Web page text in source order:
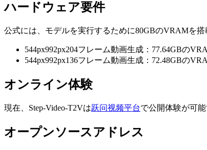
ハードウェア要件
公式には、モデルを実行するために80GBのVRAMを
544px992px204フレーム動画生成：77.64GBの
544px992px136フレーム動画生成：72.48GBの
オンライン体験
現在、Step-Video-T2Vは跃问视频平台で公開体験が可
オープンソースアドレス